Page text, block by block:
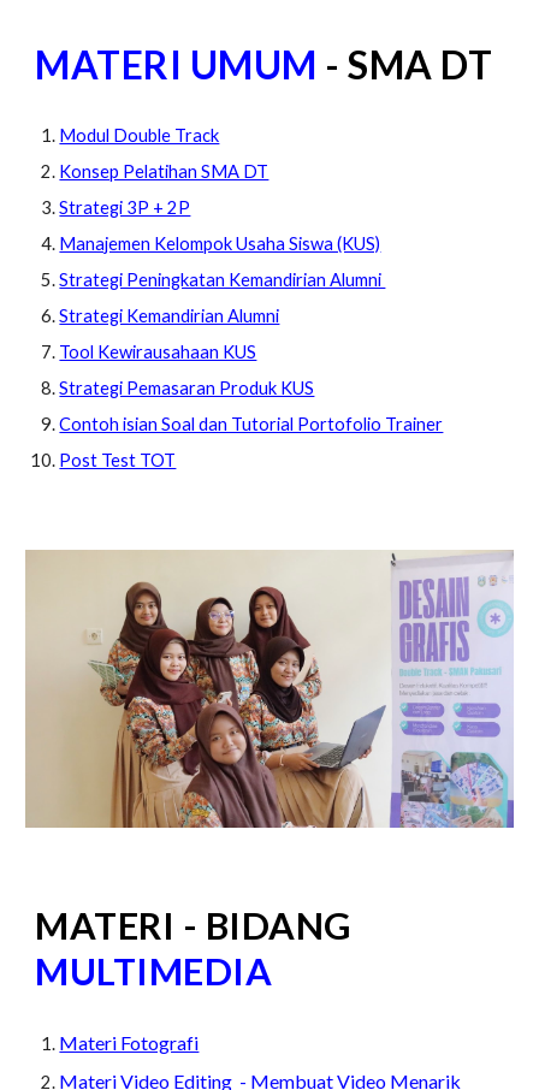
MATERI UMUM - SMA DT
Modul Double Track
Konsep Pelatihan SMA DT
Strategi 3P + 2P
Manajemen Kelompok Usaha Siswa (KUS)
Strategi Peningkatan Kemandirian Alumni
Strategi Kemandirian Alumni
Tool Kewirausahaan KUS
Strategi Pemasaran Produk KUS
Contoh isian Soal dan Tutorial Portofolio Trainer
Post Test TOT
MATERI - BIDANG
MULTIMEDIA
Materi Fotografi
Materi Video Editing - Membuat Video Menarik